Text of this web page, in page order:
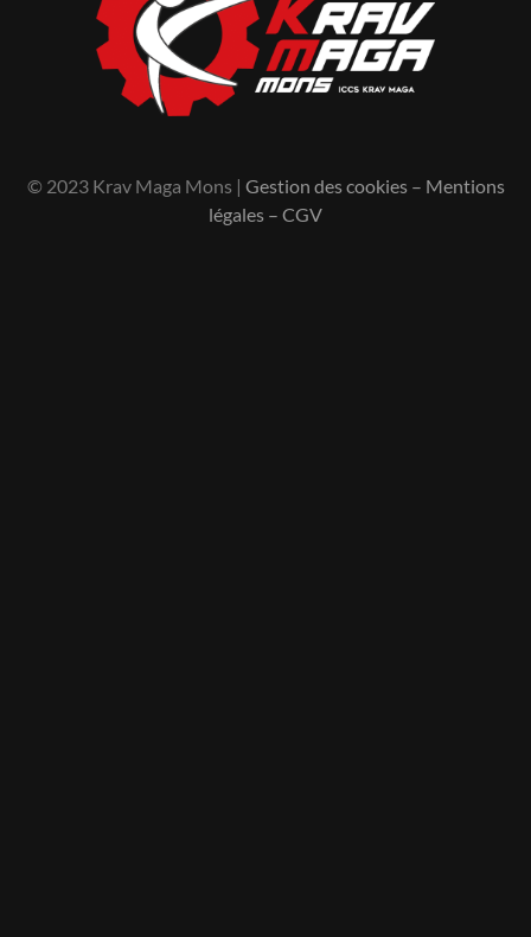
© 2023 Krav Maga Mons | Gestion des cookies– Mentions
légales – CGV